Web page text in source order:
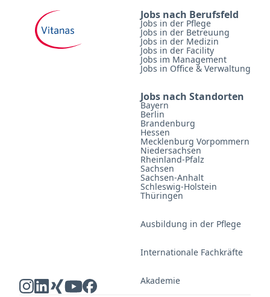
Jobs nach Berufsfeld
Jobs in der Pflege
Jobs in der Betreuung
Jobs in der Medizin
Jobs in der Facility
Jobs im Management
Jobs in Office & Verwaltung
Jobs nach Standorten
Bayern
Berlin
Brandenburg
Hessen
Mecklenburg Vorpommern
Niedersachsen
Rheinland-Pfalz
Sachsen
Sachsen-Anhalt
Schleswig-Holstein
Thüringen
Ausbildung in der Pflege
Internationale Fachkräfte
Akademie